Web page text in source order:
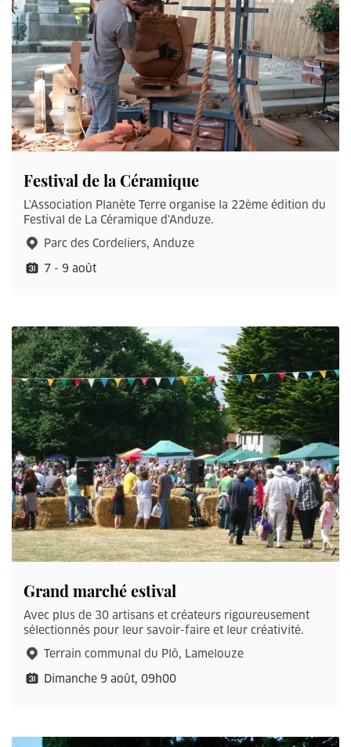
Festival de la Céramique
L'Association Planète Terre organise la 22ème édition du
Festival de La Céramique d'Anduze.
Parc des Cordeliers, Anduze
7 - 9 août
Grand marché estival
Avec plus de 30 artisans et créateurs rigoureusement
sélectionnés pour leur savoir-faire et leur créativité.
Terrain communal du Plô, Lamelouze
Dimanche 9 août, 09h00